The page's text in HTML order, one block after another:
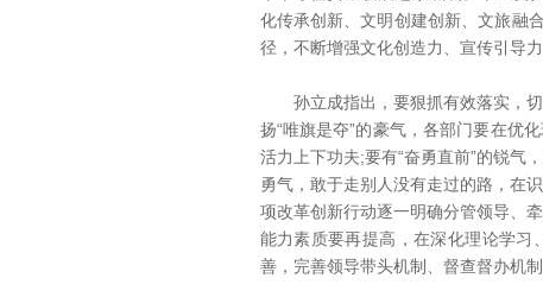
化传承创新、文明创建创新、文旅融
径，不断增强文化创造力、宣传引导力
孙立成指出，要狠抓有效落实，切
扬“唯旗是夺”的豪气，各部门要在优
活力上下功夫;要有“奋勇直前”的锐气
勇气，敢于走别人没有走过的路，在
项改革创新行动逐一明确分管领导、
能力素质要再提高，在深化理论学习
善，完善领导带头机制、督查督办机